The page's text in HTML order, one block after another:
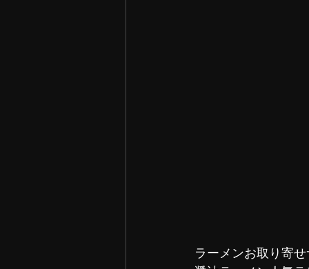
ラーメンお取り寄